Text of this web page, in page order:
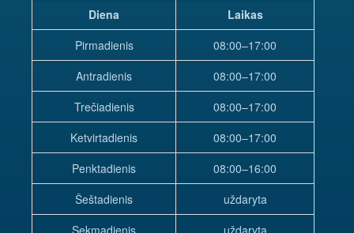
Diena
Laikas
Pirmadienis
08:00–17:00
Antradienis
08:00–17:00
Trečiadienis
08:00–17:00
Ketvirtadienis
08:00–17:00
Penktadienis
08:00–16:00
Šeštadienis
uždaryta
Sekmadienis
uždaryta